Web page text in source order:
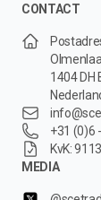
CONTACT
1404 DH
+31 (0)6
KvK:
MEDIA